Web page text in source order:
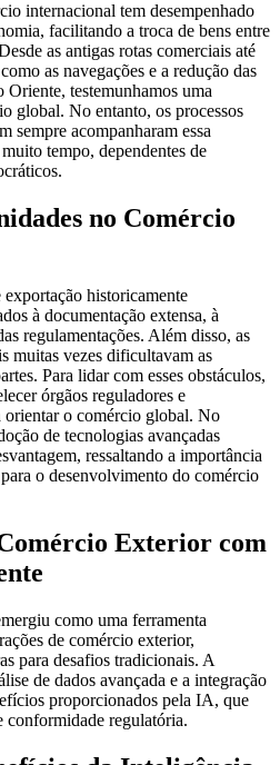
internacional tem desempenhado
facilitando a troca de bens entre
as antigas rotas comerciais até
as navegações e a redução das
Oriente, testemunhamos uma
global. No entanto, os processos
sempre acompanharam essa
tempo, dependentes de
no Comércio
historicamente
à documentação extensa, à
regulamentações. Além disso, as
muitas vezes dificultavam as
Para lidar com esses obstáculos,
órgãos reguladores e
orientar o comércio global. No
de tecnologias avançadas
ressaltando a importância
o desenvolvimento do comércio
Exterior com
como uma ferramenta
de comércio exterior,
para desafios tradicionais. A
de dados avançada e a integração
proporcionados pela IA, que
conformidade regulatória.